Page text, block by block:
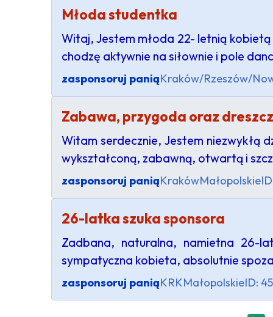
Młoda studentka
Witaj, Jestem młoda 22- letnią
chodzę aktywnie na siłownie i pole
zasponsoruj paniąKraków/Rzeszów/
Zabawa, przygoda oraz
Witam serdecznie, Jestem niezwykłą
wykształconą, zabawną, otwartą i
zasponsoruj paniąKrakówMałopolskie
26-latka szuka sponsora
Zadbana, naturalna, namietna 26-
sympatyczna kobieta, absolutnie
zasponsoruj paniąKRKMałopolskieID: